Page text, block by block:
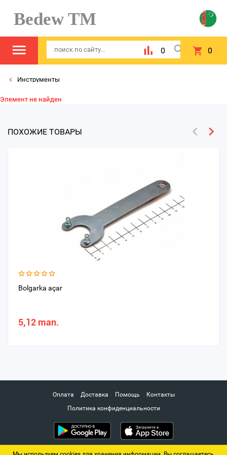
Bedew TM
0 0
Инструменты
Элемент не найден
ПОХОЖИЕ ТОВАРЫ
Bolgarka açar
5,12 man.
Оплата Доставка Помощь
Контакты
Политика конфиденциальности